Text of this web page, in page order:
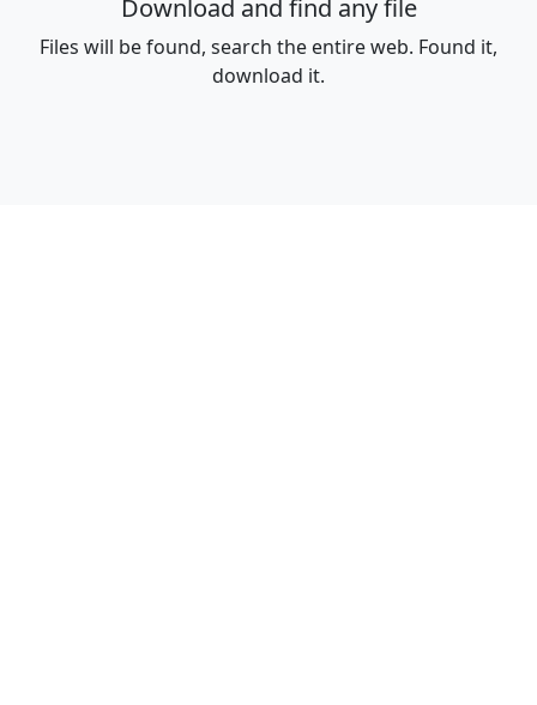
Download and find any file
Files will be found, search the entire web. Found it,
download it.